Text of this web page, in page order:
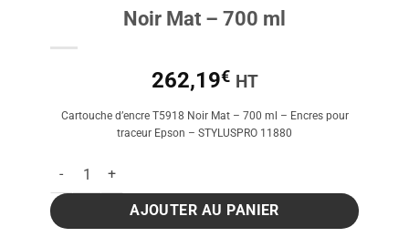
Noir Mat – 700 ml
262,19€ HT
Cartouche d’encre T5918 Noir Mat – 700 ml – Encres pour
traceur Epson – STYLUSPRO 11880
quantité de Cartouche d'encre EPSON T5918 Noir Mat - 700
AJOUTER AU PANIER